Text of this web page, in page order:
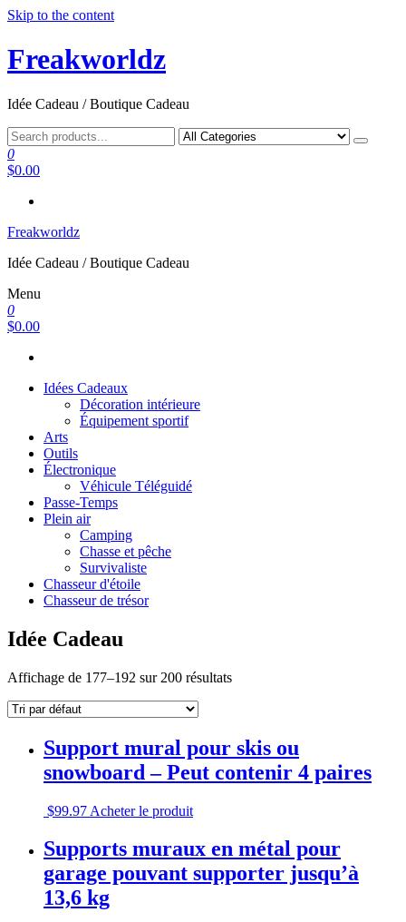
Skip to the content
Freakworldz
Idée Cadeau / Boutique Cadeau
0
$0.00
Freakworldz
Idée Cadeau / Boutique Cadeau
Menu
0
$0.00
Idées Cadeaux
Décoration intérieure
Équipement sportif
Arts
Outils
Électronique
Véhicule Téléguidé
Passe-Temps
Plein air
Camping
Chasse et pêche
Survivaliste
Chasseur d'étoile
Chasseur de trésor
Idée Cadeau
Affichage de 177–192 sur 200 résultats
Support mural pour skis ou
snowboard – Peut contenir 4 paires
$99.97 Acheter le produit
Supports muraux en métal pour
garage pouvant supporter jusqu’à
13,6 kg